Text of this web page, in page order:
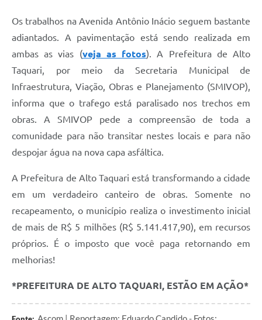
Os trabalhos na Avenida Antônio Inácio seguem bastante
adiantados. A pavimentação está sendo realizada em
ambas as vias (veja as fotos). A Prefeitura de Alto
Taquari, por meio da Secretaria Municipal de
Infraestrutura, Viação, Obras e Planejamento (SMIVOP),
informa que o trafego está paralisado nos trechos em
obras. A SMIVOP pede a compreensão de toda a
comunidade para não transitar nestes locais e para não
despojar água na nova capa asfáltica.
A Prefeitura de Alto Taquari está transformando a cidade
em um verdadeiro canteiro de obras. Somente no
recapeamento, o município realiza o investimento inicial
de mais de R$ 5 milhões (R$ 5.141.417,90), em recursos
próprios. É o imposto que você paga retornando em
melhorias!
*PREFEITURA DE ALTO TAQUARI, ESTÃO EM AÇÃO*